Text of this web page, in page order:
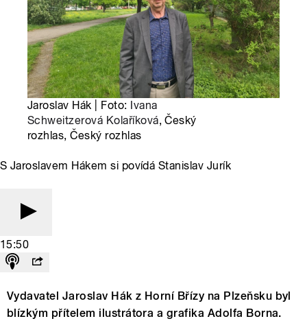
Jaroslav Hák | Foto: Ivana
Schweitzerová Kolaříková, Český
rozhlas, Český rozhlas
S Jaroslavem Hákem si povídá Stanislav Jurík
15:50
Vydavatel Jaroslav Hák z Horní Břízy na Plzeňsku byl
blízkým přítelem ilustrátora a grafika Adolfa Borna.